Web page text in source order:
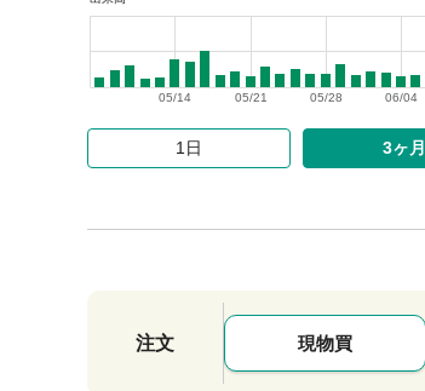
06/04
05/28
05/21
05/14
1日 3ヶ月
注文 現物買